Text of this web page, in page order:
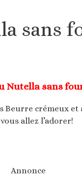
sans
Nutella sans
Beurre crémeux et
allez l’adorer!
Annonce